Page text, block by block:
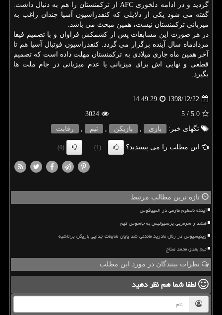
گردید و در ادامه دلخوری AFC از تركمنستان را هم به دنبال داشت.
گفته می شود یكی از دلایلی كه كنفدراسیون آسیا چندان راغب به
میزبانی تركمنستان نیست، همین مبحث می باشد.
در هر صورت این مسابقات پس از كشمكش فراوان و با تصمیم فیفا
مردادماه سال آینده برگزار می گردد. كنفدراسیون فوتبال آسیا هم تا
آخر همین ماه جاری میلادی به تركمنستان مهلت داده است كه تصمیم
قطعی و نهایی اش برای میزبانی یا عدم میزبانی در جام ملت ها
بگیرد.
1398/12/22
14:49:29
5.0
/ 5
3024
تگهای خبر:
بازی , بازیكن , تیم , رقابت
این مطلب را می پسندید؟ (1)
(0)
تازه ترین مطالب مرتبط
آینده نامعلوم طارمی در المپیاکوس
هشدار سرمربی پرسپولیس به جاسوس تیم
وینیسیوس در رئال مادرید ماندنی شد پایان شایعات جدایی بازیکن پرحاشیه
تیم بعدی محمد صلاح
نظرات بینندگان در مورد این مطلب
لطفا شما همنظر دهید